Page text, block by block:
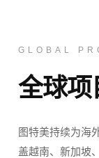
GLOBAL
全球
图特美持续为海
盖越南、新加坡